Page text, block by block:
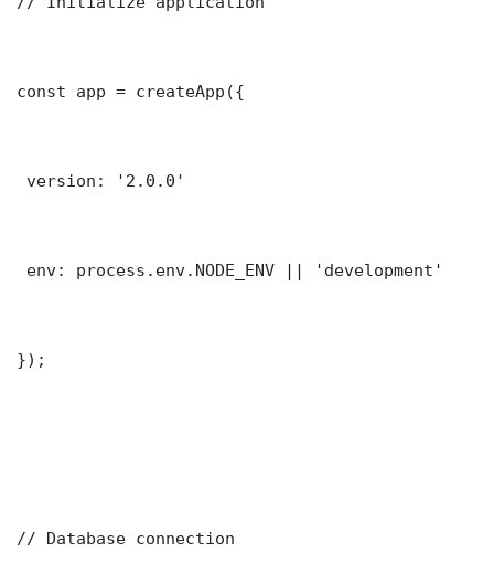
const app = createApp({
version: '2.0.0'
env: process.env.NODE_ENV || 'development'
});
// Database connection